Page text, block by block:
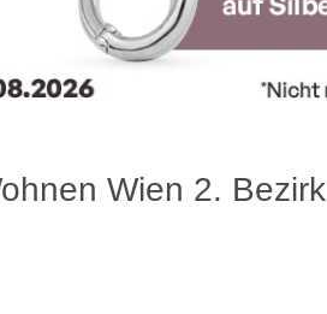
Wien 2. Bezirk